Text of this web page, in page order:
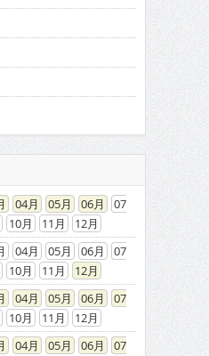
04 05 06
07
10 11
12
04 05 06
07
10 11
12
04 05 06
07
10 11
12
04 05 06
07